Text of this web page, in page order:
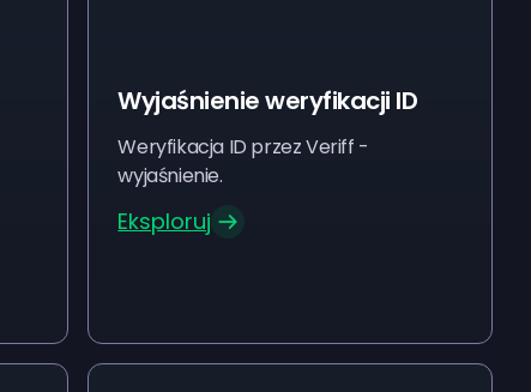
Wyjaśnienie weryfikacji ID
Weryfikacja ID przez Veriff -
wyjaśnienie.
Eksploruj